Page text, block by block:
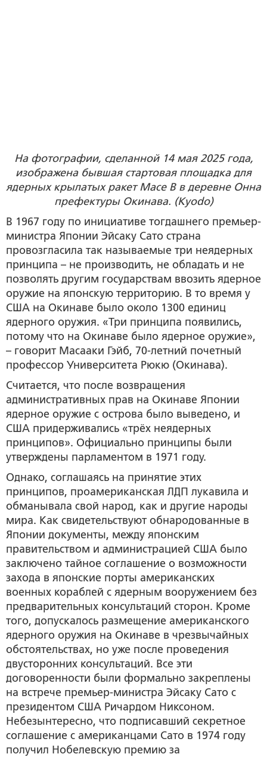
На фотографии, сделанной 14 мая 2025 года,
изображена бывшая стартовая площадка для
ядерных крылатых ракет Mace B в деревне Онна
префектуры Окинава. (Kyodo)
В 1967 году по инициативе тогдашнего премьер-
министра Японии Эйсаку Сато страна
провозгласила так называемые три неядерных
принципа – не производить, не обладать и не
позволять другим государствам ввозить ядерное
оружие на японскую территорию. В то время у
США на Окинаве было около 1300 единиц
ядерного оружия. «Три принципа появились,
потому что на Окинаве было ядерное оружие»,
– говорит Масааки Гэйб, 70-летний почетный
профессор Университета Рюкю (Окинава).
Считается, что после возвращения
административных прав на Окинаве Японии
ядерное оружие с острова было выведено, и
США придерживались «трёх неядерных
принципов». Официально принципы были
утверждены парламентом в 1971 году.
Однако, соглашаясь на принятие этих
принципов, проамериканская ЛДП лукавила и
обманывала свой народ, как и другие народы
мира. Как свидетельствуют обнародованные в
Японии документы, между японским
правительством и администрацией США было
заключено тайное соглашение о возможности
захода в японские порты американских
военных кораблей с ядерным вооружением без
предварительных консультаций сторон. Кроме
того, допускалось размещение американского
ядерного оружия на Окинаве в чрезвычайных
обстоятельствах, но уже после проведения
двусторонних консультаций. Все эти
договоренности были формально закреплены
на встрече премьер-министра Эйсаку Сато с
президентом США Ричардом Никсоном.
Небезынтересно, что подписавший секретное
соглашение с американцами Сато в 1974 году
получил Нобелевскую премию за